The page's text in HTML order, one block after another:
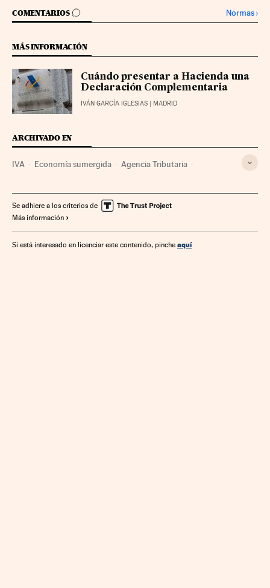
COMENTARIOS
IR A LOS COMENTARIOS Normas›
MÁS INFORMACIÓN
Cuándo presentar a Hacienda una
Declaración Complementaria
IVÁN GARCÍA IGLESIAS | MADRID
ARCHIVADO EN
IVA Economía sumergida Agencia Tributaria
Tributos Finanzas públicas Administración Estado
Se adhiere a los criterios de
Más información
Si está interesado en licenciar este contenido, pinche aquí